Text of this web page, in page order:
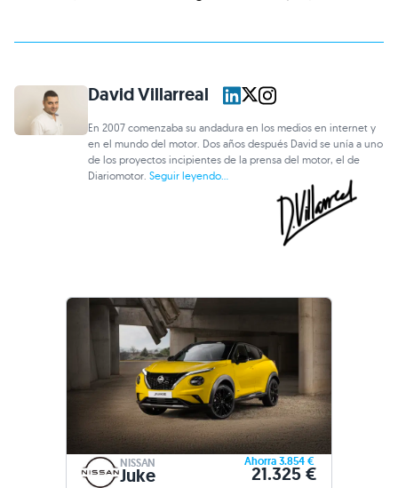
David Villarreal
En 2007 comenzaba su andadura en los medios en internet y
en el mundo del motor. Dos años después David se unía a uno
de los proyectos incipientes de la prensa del motor, el de
Diariomotor.Seguir leyendo...
NISSAN
Juke
Ahorra 3.854 €
21.325 €